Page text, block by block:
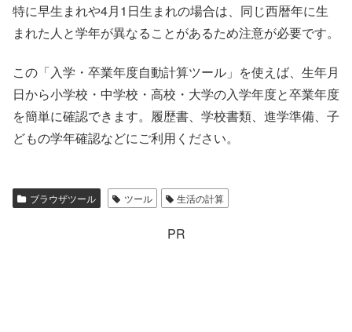
特に早生まれや4月1日生まれの場合は、同じ西暦年に生
まれた人と学年が異なることがあるため注意が必要です。
この「入学・卒業年度自動計算ツール」を使えば、生年月
日から小学校・中学校・高校・大学の入学年度と卒業年度
を簡単に確認できます。履歴書、学校書類、進学準備、子
どもの学年確認などにご利用ください。
ブラウザツール ツール 生活の計算
PR